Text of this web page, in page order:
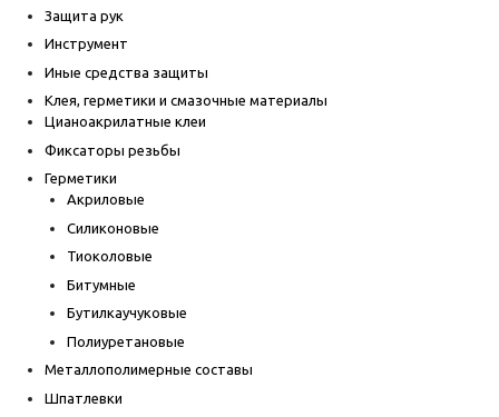
Защита рук
Инструмент
Иные средства защиты
Клея, герметики и смазочные материалы
Цианоакрилатные клеи
Фиксаторы резьбы
Герметики
Акриловые
Силиконовые
Тиоколовые
Битумные
Бутилкаучуковые
Полиуретановые
Металлополимерные составы
Шпатлевки